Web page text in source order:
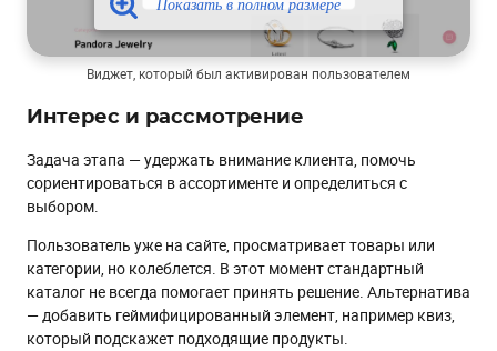
Виджет, который был активирован пользователем
Интерес и рассмотрение
Задача этапа — удержать внимание клиента, помочь
сориентироваться в ассортименте и определиться с
выбором.
Пользователь уже на сайте, просматривает товары или
категории, но колеблется. В этот момент стандартный
каталог не всегда помогает принять решение. Альтернатива
— добавить геймифицированный элемент, например квиз,
который подскажет подходящие продукты.